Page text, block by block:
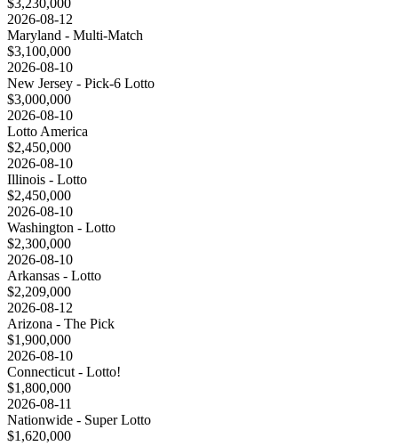
2026-08-12
Maryland - Multi-Match
$3,100,000
2026-08-10
New Jersey - Pick-6 Lotto
$3,000,000
2026-08-10
Lotto America
$2,450,000
2026-08-10
Illinois - Lotto
$2,450,000
2026-08-10
Washington - Lotto
$2,300,000
2026-08-10
Arkansas - Lotto
$2,209,000
2026-08-12
Arizona - The Pick
$1,900,000
2026-08-10
Connecticut - Lotto!
$1,800,000
2026-08-11
Nationwide - Super Lotto
$1,620,000